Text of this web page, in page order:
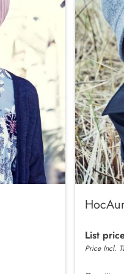
List
Price Incl.